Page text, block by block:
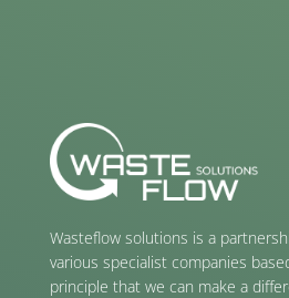
Wasteflow solutions is a
various specialist companies
principle that we can make a